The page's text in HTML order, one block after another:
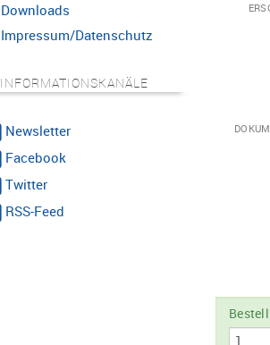
Downloads
Impressum/Datenschutz
INFORMATIONSKANÄLE
Newsletter
Facebook
Twitter
RSS-Feed